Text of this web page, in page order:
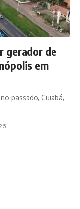
gerador de
em
passado, Cuiabá,